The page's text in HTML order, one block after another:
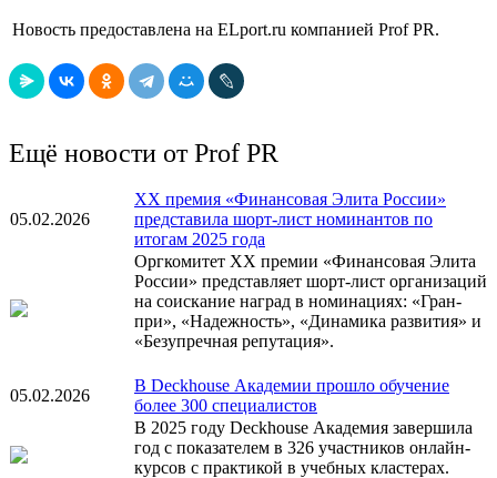
Новость предоставлена на ELport.ru компанией Prof PR.
Ещё новости от Prof PR
05.02.2026
XX премия «Финансовая Элита России»
представила шорт-лист номинантов по
итогам 2025 года
Оргкомитет XX премии «Финансовая Элита
России» представляет шорт-лист организаций
на соискание наград в номинациях: «Гран-
при», «Надежность», «Динамика развития» и
«Безупречная репутация».
05.02.2026
В Deckhouse Академии прошло обучение
более 300 специалистов
В 2025 году Deckhouse Академия завершила
год с показателем в 326 участников онлайн-
курсов с практикой в учебных кластерах.